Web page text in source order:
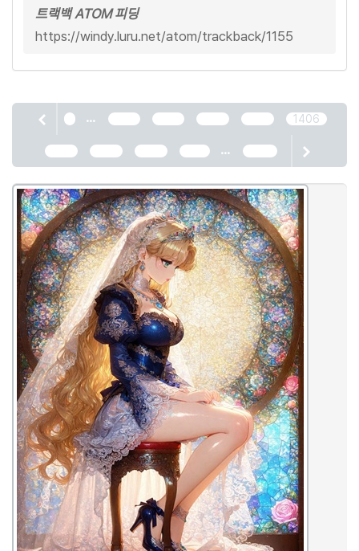
트랙백 ATOM 피딩
https://windy.luru.net/atom/trackback/1155
... 1406
...